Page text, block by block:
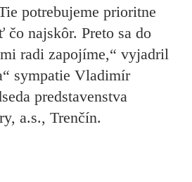
potrebujeme prioritne
čo najskôr. Preto sa do
radi zapojíme,“ vyjadril
sympatie Vladimír
predstavenstva
a.s., Trenčín.